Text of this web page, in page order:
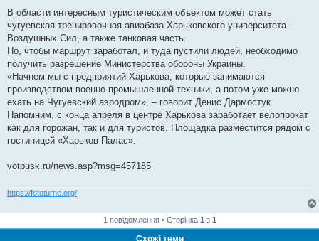
В области интересным туристическим объектом может стать
чугуевская тренировочная авиабаза Харьковского университета
Воздушных Сил, а также танковая часть.
Но, чтобы маршрут заработал, и туда пустили людей, необходимо
получить разрешение Министерства обороны Украины.
«Начнем мы с предприятий Харькова, которые занимаются
производством военно-промышленной техники, а потом уже можно
ехать на Чугуевский аэродром», – говорит Денис Дармостук.
Напомним, с конца апреля в центре Харькова заработает велопрокат
как для горожан, так и для туристов. Площадка разместится рядом с
гостиницей «Харьков Палас».
votpusk.ru/news.asp?msg=457185
https://fototurne.org/
1 повідомлення • Сторінка 1 з 1
Схожі теми